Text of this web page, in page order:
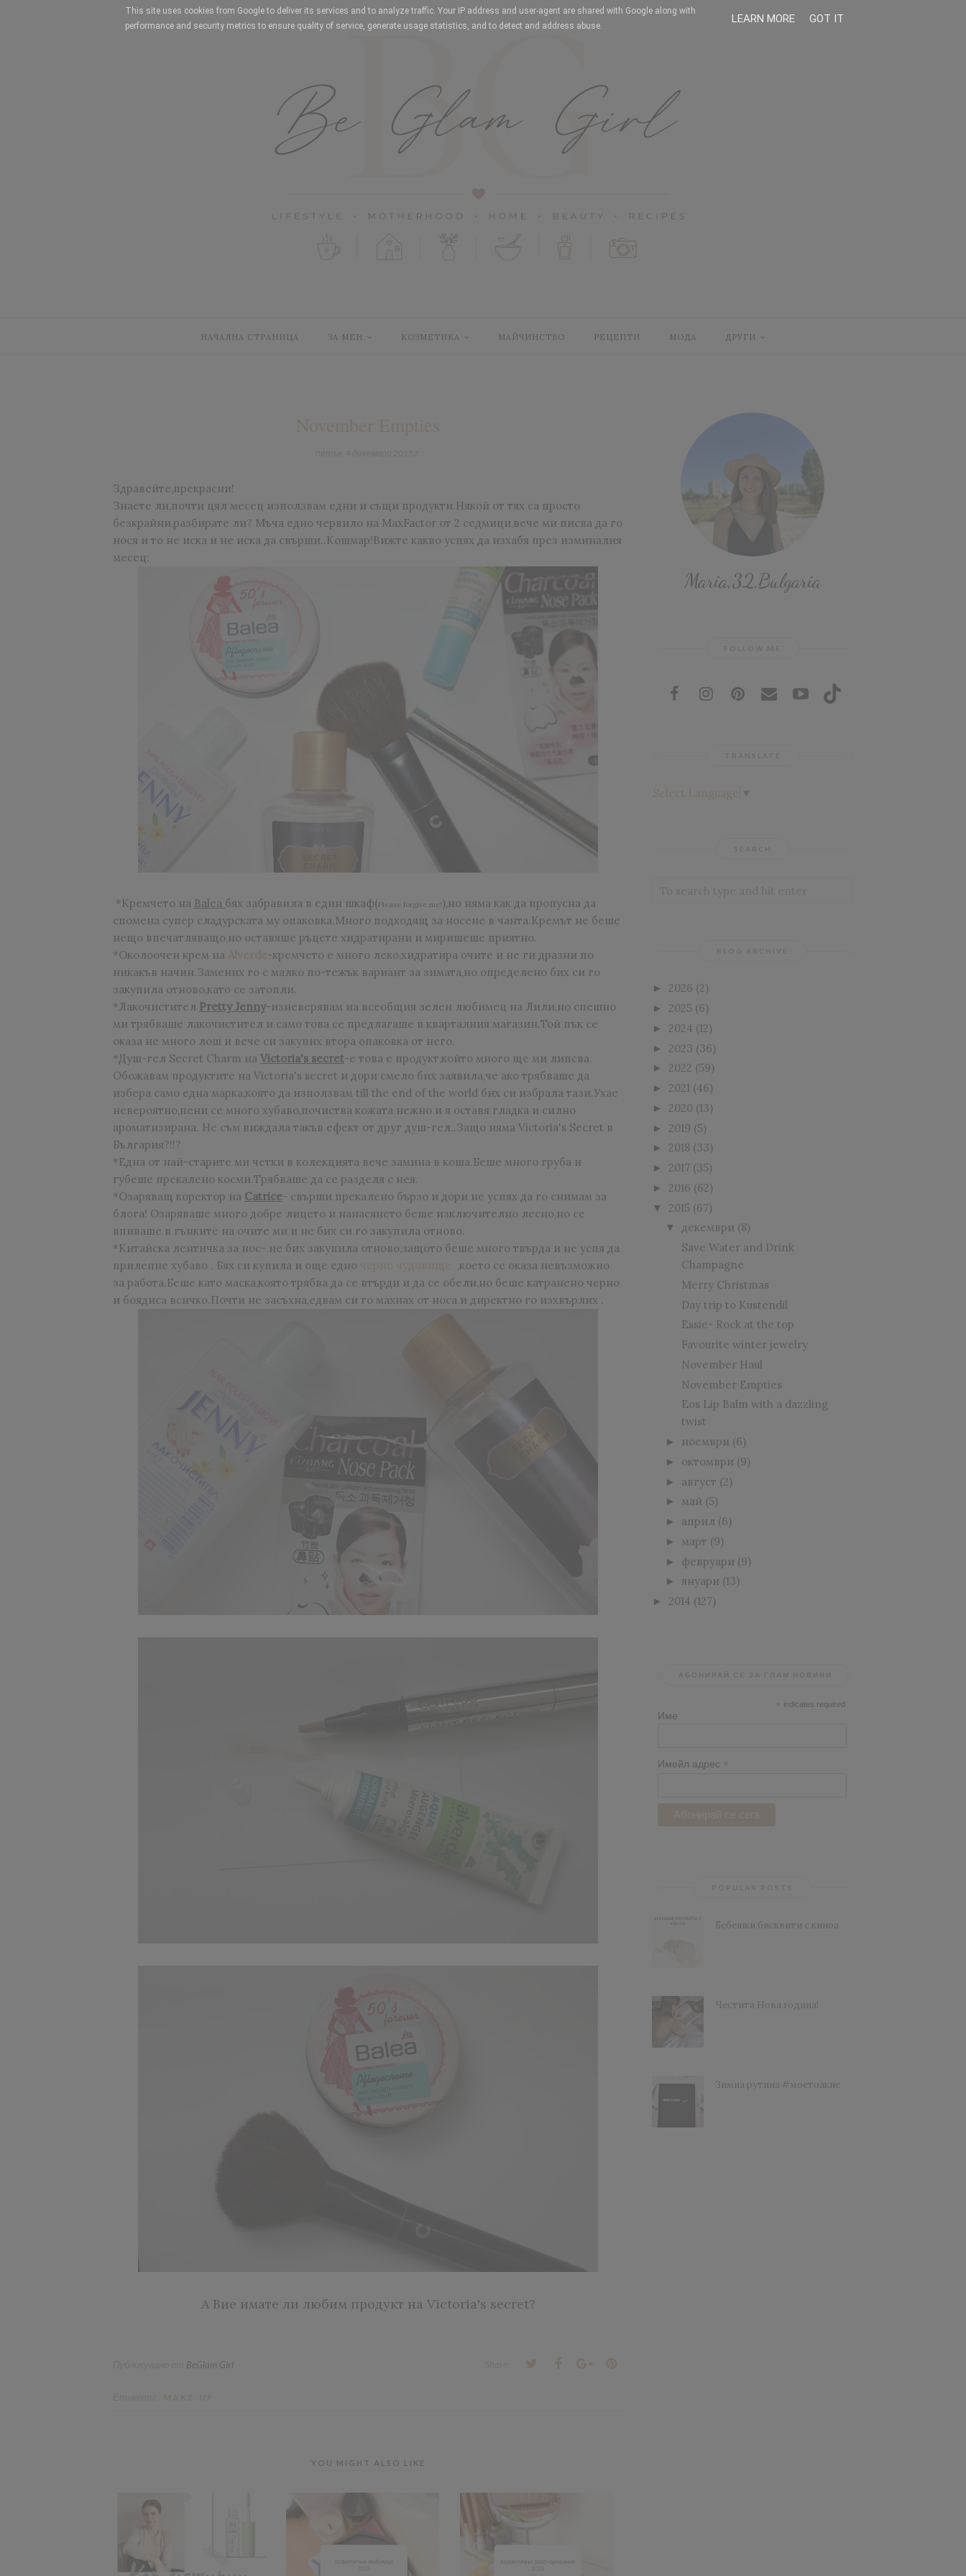
НАЧАЛНА СТРАНИЦА ЗА МЕН КОЗМЕТИКА МАЙЧИНСТВО РЕЦЕПТИ МОДА ДРУГИ
Здравейте,прекрасни!
Знаете ли,почти цял месец използвам едни и същи продукти.Някой от тях са просто
безкрайни,разбирате ли? Мъча едно червило на MaxFactor от 2 седмици,вече ми писва да го
нося и то не иска и не иска да свърши..Кошмар!Вижте какво успях да изхабя през изминалия
месец:
*Кремчето на Balea бях забравила в един шкаф(Please forgive me!),но няма как да пропусна да
спомена супер сладурската му опаковка.Много подходящ за носене в чанта.Кремът не беше
нещо впечатляващо,но оставяше ръцете хидратирани и миришеше приятно.
*Околоочен крем на
-кремчето е много леко,хидратира очите и не ги дразни по
никакъв начин.Замених го с малко по-тежък вариант за зимата,но определено бих си го
закупила отново,като се затопли.
*Лакочистител Pretty Jenny-изневерявам на всеобщия зелен любимец на Лили,но спешно
ми трябваше лакочистител и само това се предлагаше в кварталния магазин.Той пък се
оказа не много лош и вече си закупих втора опаковка от него.
*Душ-гел Secret Charm на Victoria's secret-е това е продукт,който много ще ми липсва.
Обожавам продуктите на Victoria's secret и дори смело бих заявила,че ако трябваше да
избера само една марка,която да използвам till the end of the world бих си избрала тази.Ухае
невероятно,пени се много хубаво,почиства кожата нежно и я оставя гладка и силно
ароматизирана. Не съм виждала такъв ефект от друг душ-гел..Защо няма Victoria's Secret в
България?!!?
*Една от най-старите ми четки в колекцията вече замина в коша.Беше много груба и
губеше прекалено косми.Трябваше да се разделя с нея.
*Озаряващ коректор на Catrice- свърши прекалено бързо и дори не успях да го снимам за
блога! Озаряваше много добре лицето и нанасянето беше изключително лесно,но се
впиваше в гънките на очите ми и не бих си го закупила отново.
*Китайска лентичка за нос- не бих закупила отново,защото беше много твърда и не успя да
прилепне хубаво . Бях си купила и още едно
,което се оказа невъзможно
за работа.Беше като маска,която трябва да се втърди и да се обели,но беше катранено черно
и боядиса всичко.Почти не засъхна,едвам си го махнах от носа и директно го изхвърлих .
А Вие имате ли любим продукт на Victoria's secret?
BeGlam Girl
YOU MIGHT ALSO LIKE
Maria,32,Bulgaria
► 2026 (2)
► 2025 (6)
► 2024 (12)
► 2023 (36)
► 2022 (59)
► 2021 (46)
► 2020 (13)
► 2019 (5)
► 2018 (33)
► 2017 (35)
► 2016 (62)
▼ 2015 (67)
▼ декември (8)
Save Water and Drink
Champagne
Merry Christmas
Day trip to Kustendil
Essie- Rock at the top
Favourite winter jewelry
November Haul
November Empties
Eos Lip Balm with a dazzling
twist
► ноември (6)
► октомври (9)
► август (2)
► май (5)
► април (6)
► март (9)
► февруари (9)
► януари (13)
► 2014 (127)
* indicates required
Име
Имейл адрес *
Бебешки бисквити с киноа
Честита Нова година!
Зимна рутина #моетоакне
This site uses cookies from Google to deliver its services and to analyze traffic. Your IP address and user-agent are shared with Google along with
performance and security metrics to ensure quality of service, generate usage statistics, and to detect and address abuse.
LEARN MORE GOT IT